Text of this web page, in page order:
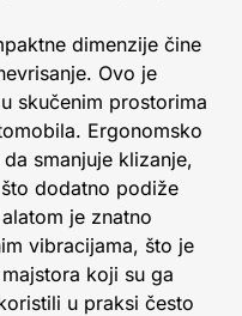
dimenzije čine
Ovo je
skučenim prostorima
Ergonomsko
smanjuje klizanje,
dodatno podiže
je znatno
vibracijama, što je
koji su ga
u praksi često